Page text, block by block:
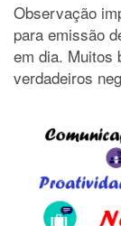
Observação
para emissão
em dia. Muitos
verdadeiros